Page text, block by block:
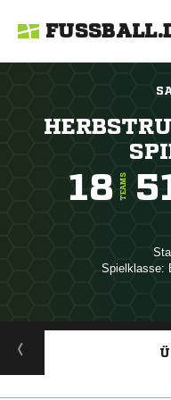
18 TEAMS
Spielklasse: